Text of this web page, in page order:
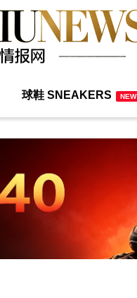
球鞋 SNEAKERS NEW